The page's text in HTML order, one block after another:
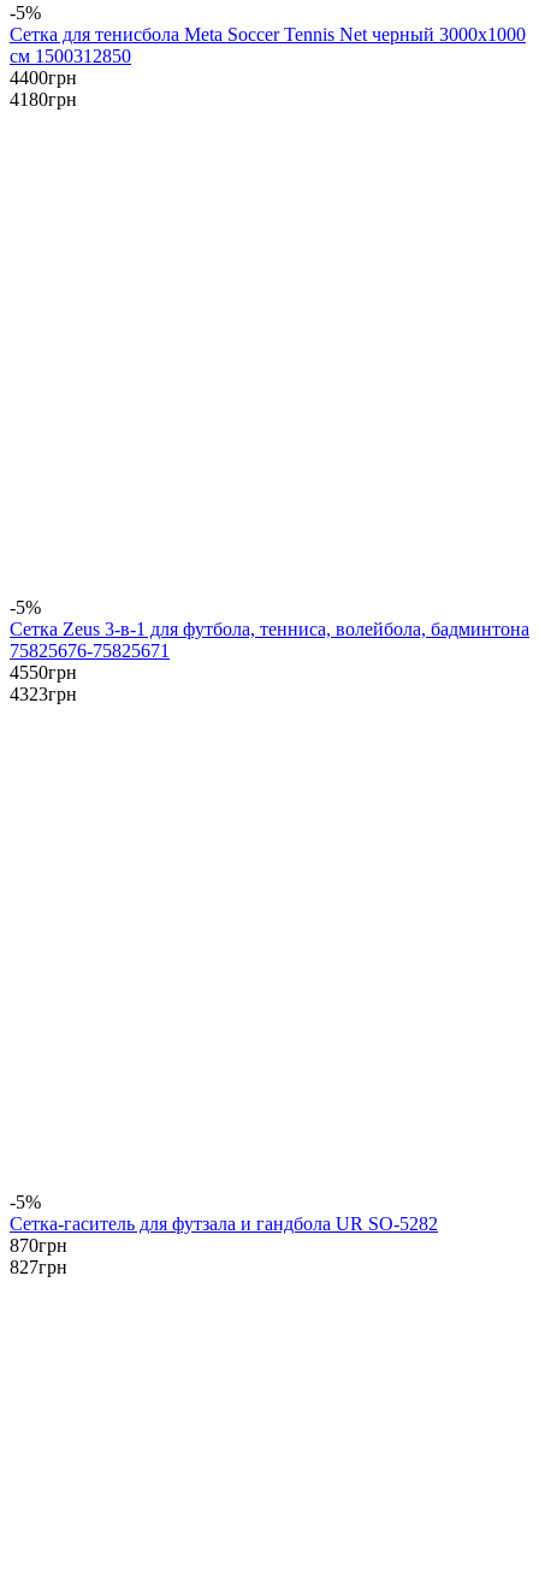
-5%
Сетка для тенисбола Meta Soccer Tennis Net черный 3000х1000
см 1500312850
4400грн
4180грн
-5%
Сетка Zeus 3-в-1 для футбола, тенниса, волейбола, бадминтона
75825676-75825671
4550грн
4323грн
-5%
Сетка-гаситель для футзала и гандбола UR SO-5282
870грн
827грн